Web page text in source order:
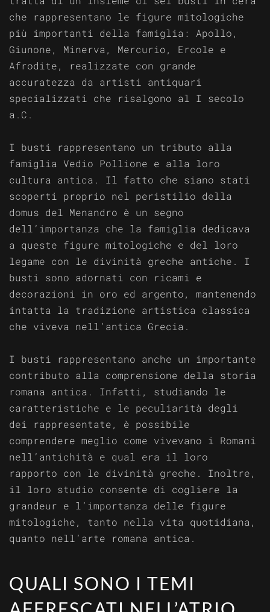
che rappresentano le figure mitologiche
più importanti della famiglia: Apollo,
Giunone, Minerva, Mercurio, Ercole e
Afrodite, realizzate con grande
accuratezza da artisti antiquari
specializzati che risalgono al I secolo
a.C.
I busti rappresentano un tributo alla
famiglia Vedio Pollione e alla loro
cultura antica. Il fatto che siano stati
scoperti proprio nel peristilio della
domus del Menandro è un segno
dell’importanza che la famiglia dedicava
a queste figure mitologiche e del loro
legame con le divinità greche antiche. I
busti sono adornati con ricami e
decorazioni in oro ed argento, mantenendo
intatta la tradizione artistica classica
che viveva nell’antica Grecia.
I busti rappresentano anche un importante
contributo alla comprensione della storia
romana antica. Infatti, studiando le
caratteristiche e le peculiarità degli
dei rappresentate, è possibile
comprendere meglio come vivevano i Romani
nell’antichità e qual era il loro
rapporto con le divinità greche. Inoltre,
il loro studio consente di cogliere la
grandeur e l’importanza delle figure
mitologiche, tanto nella vita quotidiana,
quanto nell’arte romana antica.
QUALI SONO I TEMI